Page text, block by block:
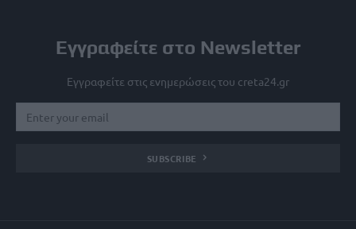
Εγγραφείτε στο Newsletter
Εγγραφείτε στις ενημερώσεις του creta24.gr
SUBSCRIBE